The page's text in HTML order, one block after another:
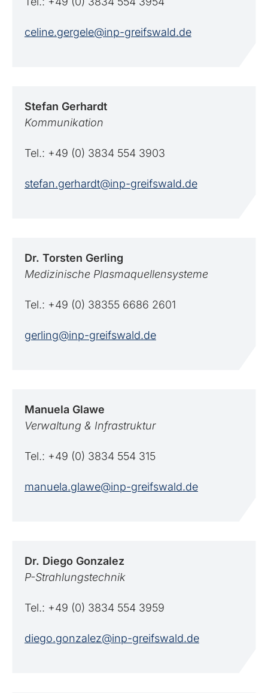
celine.gergele@inp-greifswald.de
Stefan Gerhardt
Kommunikation
Tel.: +49 (0) 3834 554 3903
stefan.gerhardt@inp-greifswald.de
Dr. Torsten Gerling
Medizinische Plasmaquellensysteme
Tel.: +49 (0) 38355 6686 2601
gerling@inp-greifswald.de
Manuela Glawe
Verwaltung & Infrastruktur
Tel.: +49 (0) 3834 554 315
manuela.glawe@inp-greifswald.de
Dr. Diego Gonzalez
P-Strahlungstechnik
Tel.: +49 (0) 3834 554 3959
diego.gonzalez@inp-greifswald.de